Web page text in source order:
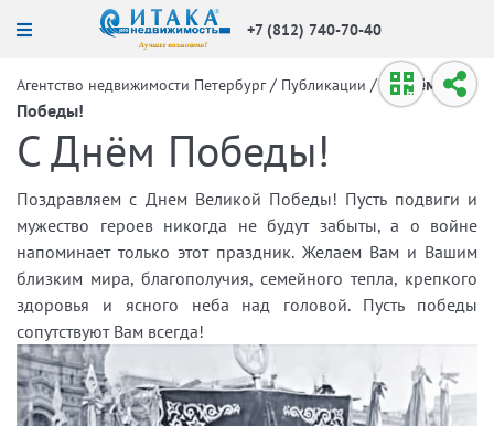
+7 (812) 740-70-40
Агентство недвижимости Петербург / Публикации / С Днём
Победы!
С Днём Победы!
Поздравляем с Днем Великой Победы! Пусть подвиги и
мужество героев никогда не будут забыты, а о войне
напоминает только этот праздник. Желаем Вам и Вашим
близким мира, благополучия, семейного тепла, крепкого
здоровья и ясного неба над головой. Пусть победы
сопутствуют Вам всегда!